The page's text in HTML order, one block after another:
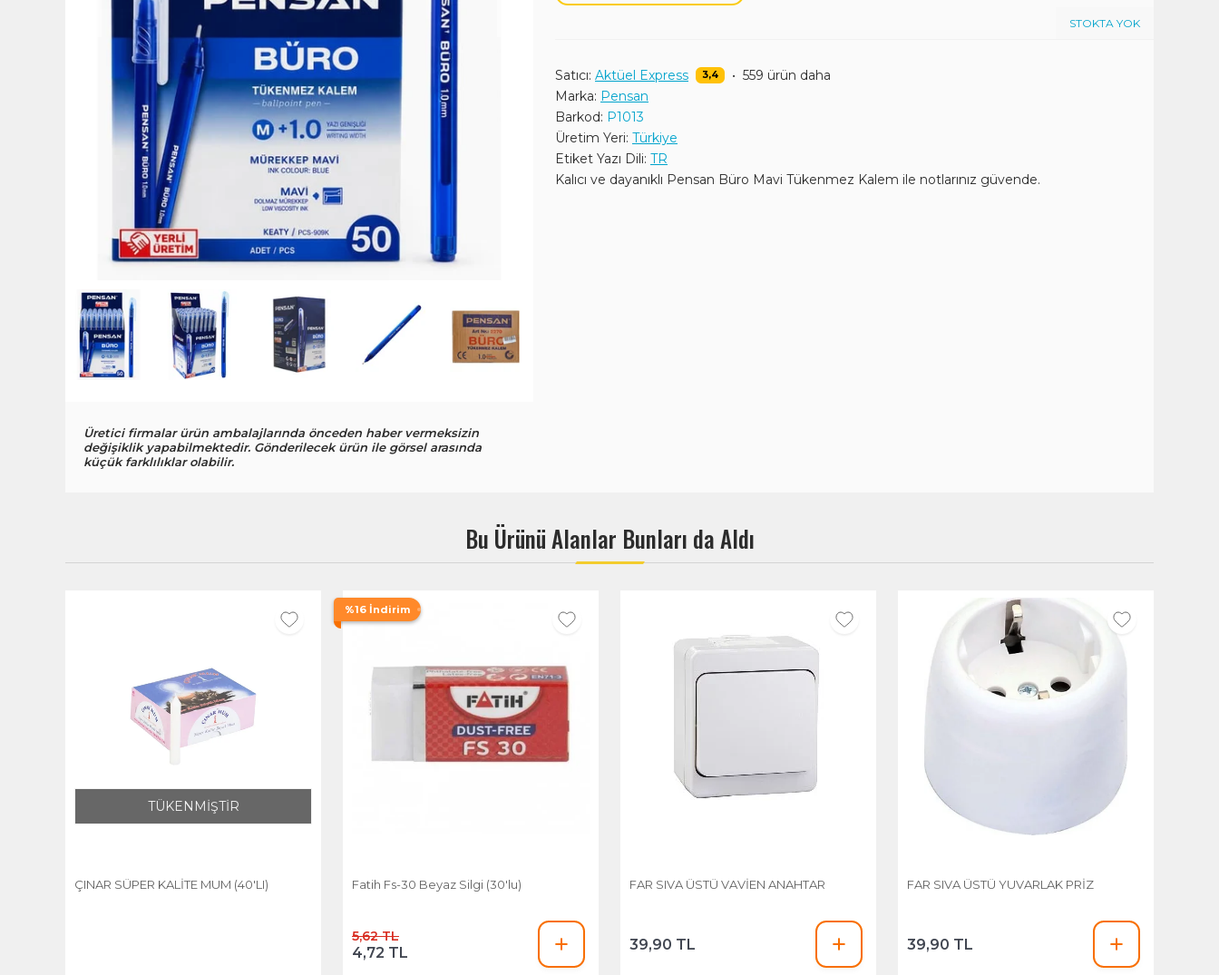
Üretici firmalar ürün ambalajlarında önceden haber vermeksizin
değişiklik yapabilmektedir. Gönderilecek ürün ile görsel arasında
küçük farklılıklar olabilir.
STOKTA YOK
Satıcı: Aktüel Express 3,4 • 559 ürün daha
Marka: Pensan
Barkod: P1013
Üretim Yeri: Türkiye
Etiket Yazı Dili: TR
Kalıcı ve dayanıklı Pensan Büro Mavi Tükenmez Kalem ile notlarınız güvende.
Bu Ürünü Alanlar Bunları da Aldı
TÜKENMİŞTİR
ÇINAR SÜPER KALİTE MUM (40'LI)
%16 İndirim
Fatih Fs-30 Beyaz Silgi (30'lu)
5,62 TL
4,72 TL
FAR SIVA ÜSTÜ VAVİEN ANAHTAR
39,90 TL
FAR SIVA ÜSTÜ YUVARLAK PRİZ
39,90 TL